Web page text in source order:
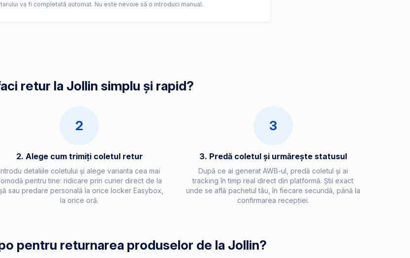
va fi completată automat. Nu este nevoie să o introduci manual.
retur la Jollin simplu și rapid?
2
2. Alege cum trimiți coletul retur
detaliile coletului și alege varianta cea mai
pentru tine: ridicare prin curier direct de la
sau predare personală la orice locker Easybox,
la orice oră.
3
3. Predă coletul și urmărește statusul
După ce ai generat AWB-ul, predă coletul și ai
tracking în timp real direct din platformă. Știi exact
unde se află pachetul tău, în fiecare secundă, până la
confirmarea recepției.
pentru returnarea produselor de la Jollin?